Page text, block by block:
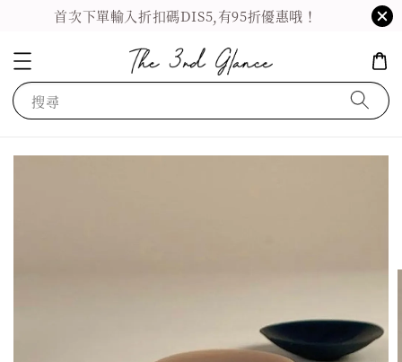
首次下單輸入折扣碼DIS5,有95折優惠哦！
搜尋